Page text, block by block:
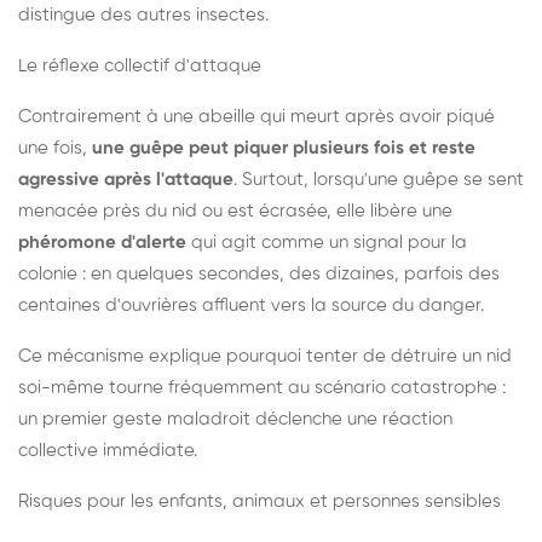
distingue des autres insectes.
Le réflexe collectif d'attaque
Contrairement à une abeille qui meurt après avoir piqué
une fois, une guêpe peut piquer plusieurs fois et reste
agressive après l'attaque. Surtout, lorsqu'une guêpe se sent
menacée près du nid ou est écrasée, elle libère une
phéromone d'alerte qui agit comme un signal pour la
colonie : en quelques secondes, des dizaines, parfois des
centaines d'ouvrières affluent vers la source du danger.
Ce mécanisme explique pourquoi tenter de détruire un nid
soi-même tourne fréquemment au scénario catastrophe :
un premier geste maladroit déclenche une réaction
collective immédiate.
Risques pour les enfants, animaux et personnes sensibles